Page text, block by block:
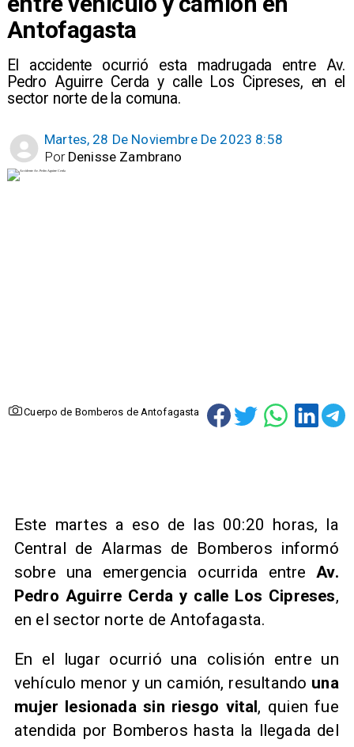
Antofagasta
El accidente ocurrió esta madrugada entre Av.
Pedro Aguirre Cerda y calle Los Cipreses, en el
sector norte de la comuna.
Martes, 28 De Noviembre De 2023 8:58
Denisse Zambrano
Por
Cuerpo de Bomberos de Antofagasta
​Este martes a eso de las 00:20 horas, la
Central de Alarmas de Bomberos informó
sobre una emergencia ocurrida entre Av.
Pedro Aguirre Cerda y calle Los Cipreses,
en el sector norte de Antofagasta.
En el lugar ocurrió una colisión entre un
vehículo menor y un camión, resultando una
mujer lesionada sin riesgo vital, quien fue
atendida por Bomberos hasta la llegada del